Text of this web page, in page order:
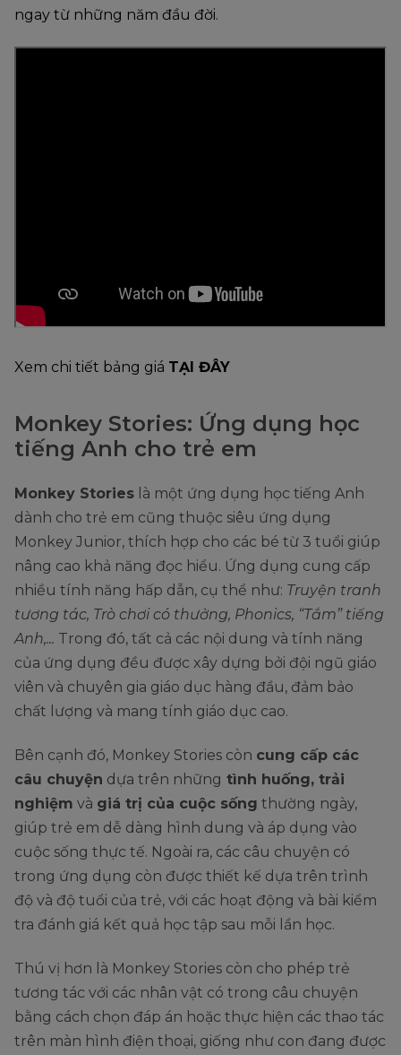
ngay từ những năm đầu đời.
Xem chi tiết bảng giá TẠI ĐÂY
Monkey Stories: Ứng dụng học
tiếng Anh cho trẻ em
Monkey Stories là một ứng dụng học tiếng Anh
dành cho trẻ em cũng thuộc siêu ứng dụng
Monkey Junior, thích hợp cho các bé từ 3 tuổi giúp
nâng cao khả năng đọc hiểu. Ứng dụng cung cấp
nhiều tính năng hấp dẫn, cụ thể như: Truyện tranh
tương tác, Trò chơi có thưởng, Phonics, “Tắm” tiếng
Anh,... Trong đó, tất cả các nội dung và tính năng
của ứng dụng đều được xây dựng bởi đội ngũ giáo
viên và chuyên gia giáo dục hàng đầu, đảm bảo
chất lượng và mang tính giáo dục cao.
Bên cạnh đó, Monkey Stories còn cung cấp các
câu chuyện dựa trên những tình huống, trải
nghiệm và giá trị của cuộc sống thường ngày,
giúp trẻ em dễ dàng hình dung và áp dụng vào
cuộc sống thực tế. Ngoài ra, các câu chuyện có
trong ứng dụng còn được thiết kế dựa trên trình
độ và độ tuổi của trẻ, với các hoạt động và bài kiểm
tra đánh giá kết quả học tập sau mỗi lần học.
Thú vị hơn là Monkey Stories còn cho phép trẻ
tương tác với các nhân vật có trong câu chuyện
bằng cách chọn đáp án hoặc thực hiện các thao tác
trên màn hình điện thoại, giống như con đang được